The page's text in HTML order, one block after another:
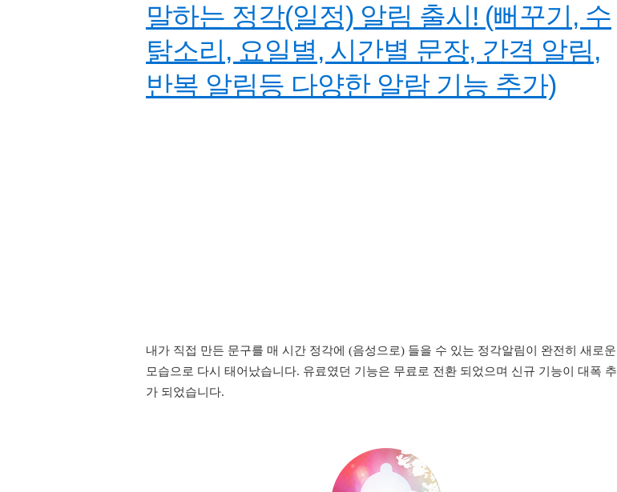
말하는 정각(일정) 알림 출시! (뻐꾸기, 수
탉소리, 요일별, 시간별 문장, 간격 알림,
반복 알림등 다양한 알람 기능 추가)
내가 직접 만든 문구를 매 시간 정각에 (음성으로) 들을 수 있는 정각알림이 완전히 새로운
모습으로 다시 태어났습니다. 유료였던 기능은 무료로 전환 되었으며 신규 기능이 대폭 추
가 되었습니다.